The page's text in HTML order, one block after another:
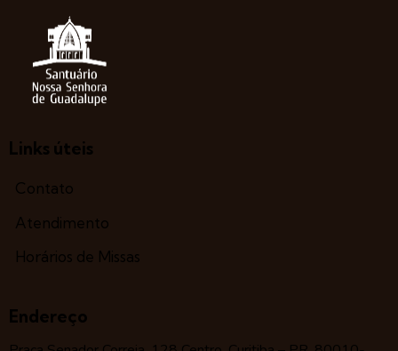
Links úteis
Contato
Atendimento
Horários de Missas
Endereço